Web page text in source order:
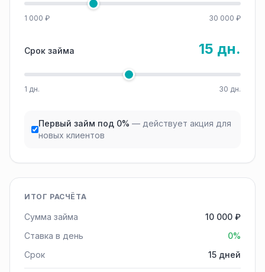
1 000 ₽ 30 000 ₽
Срок займа 15 дн.
1 дн. 30 дн.
Первый займ под 0% — действует акция для
новых клиентов
ИТОГ РАСЧЁТА
Сумма займа
10 000 ₽
Ставка в день
0%
Срок
15 дней